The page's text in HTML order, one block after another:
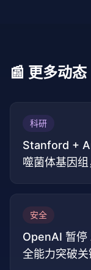
📰 更多动态
科研
Stanford +
噬菌体基因
安全
OpenAI 暂停
全能力突破